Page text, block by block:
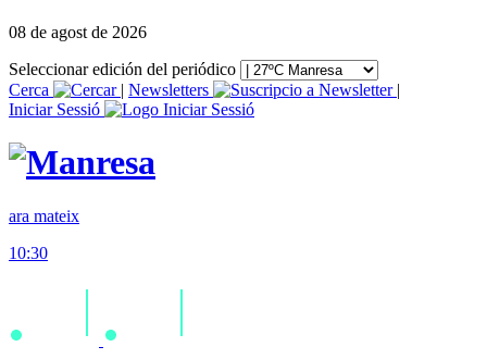
08 de agost de 2026
Seleccionar edición del periódico
Cerca
| Newsletters
|
Iniciar Sessió
ara mateix
10:30